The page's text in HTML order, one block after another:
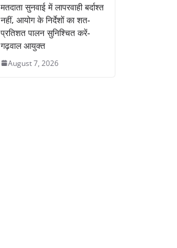
मतदाता सुनवाई में लापरवाही बर्दाश्त
नहीं, आयोग के निर्देशों का शत-
प्रतिशत पालन सुनिश्चित करें-
गढ़वाल आयुक्त
August 7, 2026